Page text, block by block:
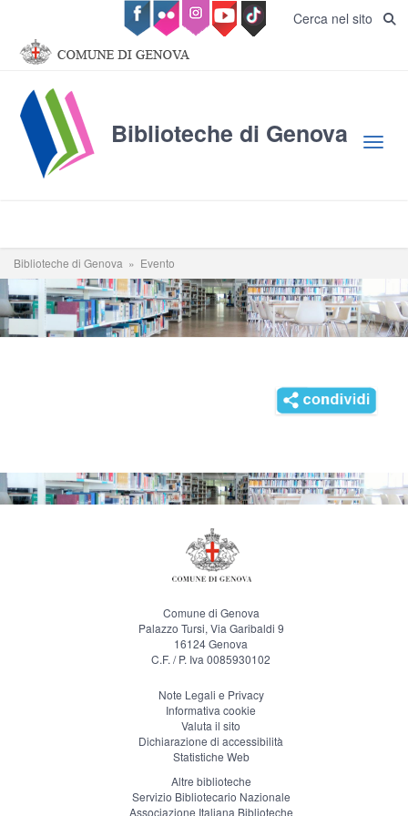
Salta al contenuto principale Cerca nel sito
Biblioteche di Genova
Biblioteche di Genova » Evento
Comune di Genova
Palazzo Tursi, Via Garibaldi 9
16124 Genova
C.F. / P. Iva 0085930102
Note Legali e Privacy
Informativa cookie
Valuta il sito
Dichiarazione di accessibilità
Statistiche Web
Altre biblioteche
Servizio Bibliotecario Nazionale
Associazione Italiana Biblioteche